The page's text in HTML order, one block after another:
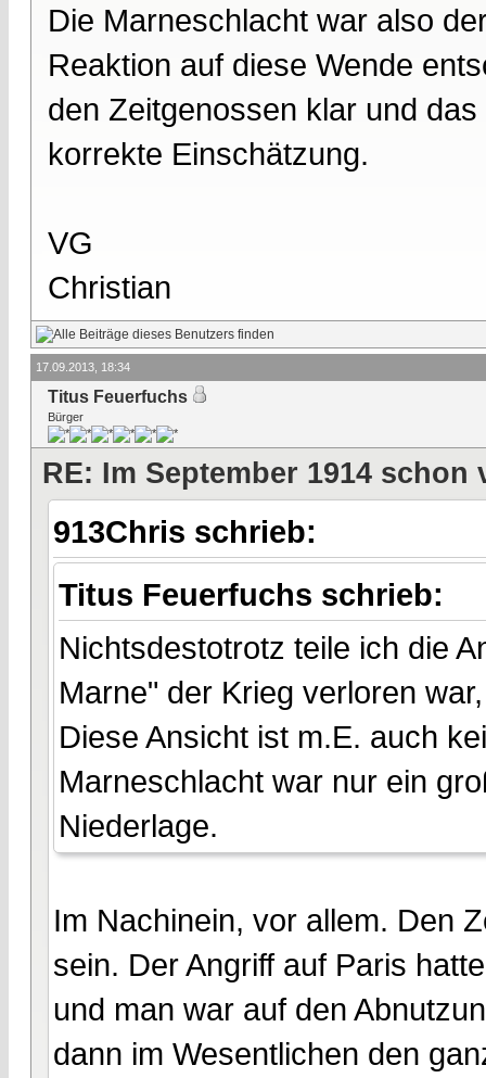
Die Marneschlacht war also
Reaktion auf diese Wende
den Zeitgenossen klar und
korrekte Einschätzung.
VG
Christian
17.09.2013, 18:34
Titus Feuerfuchs
Bürger
RE: Im September 1914 schon
913Chris schrieb:
Titus Feuerfuchs schrieb:
Nichtsdestotrotz teile ich die
Marne" der Krieg verloren
Diese Ansicht ist m.E. auch
Marneschlacht war nur ein
Niederlage.
Im Nachinein, vor allem. Den
sein. Der Angriff auf Paris
und man war auf den
dann im Wesentlichen den